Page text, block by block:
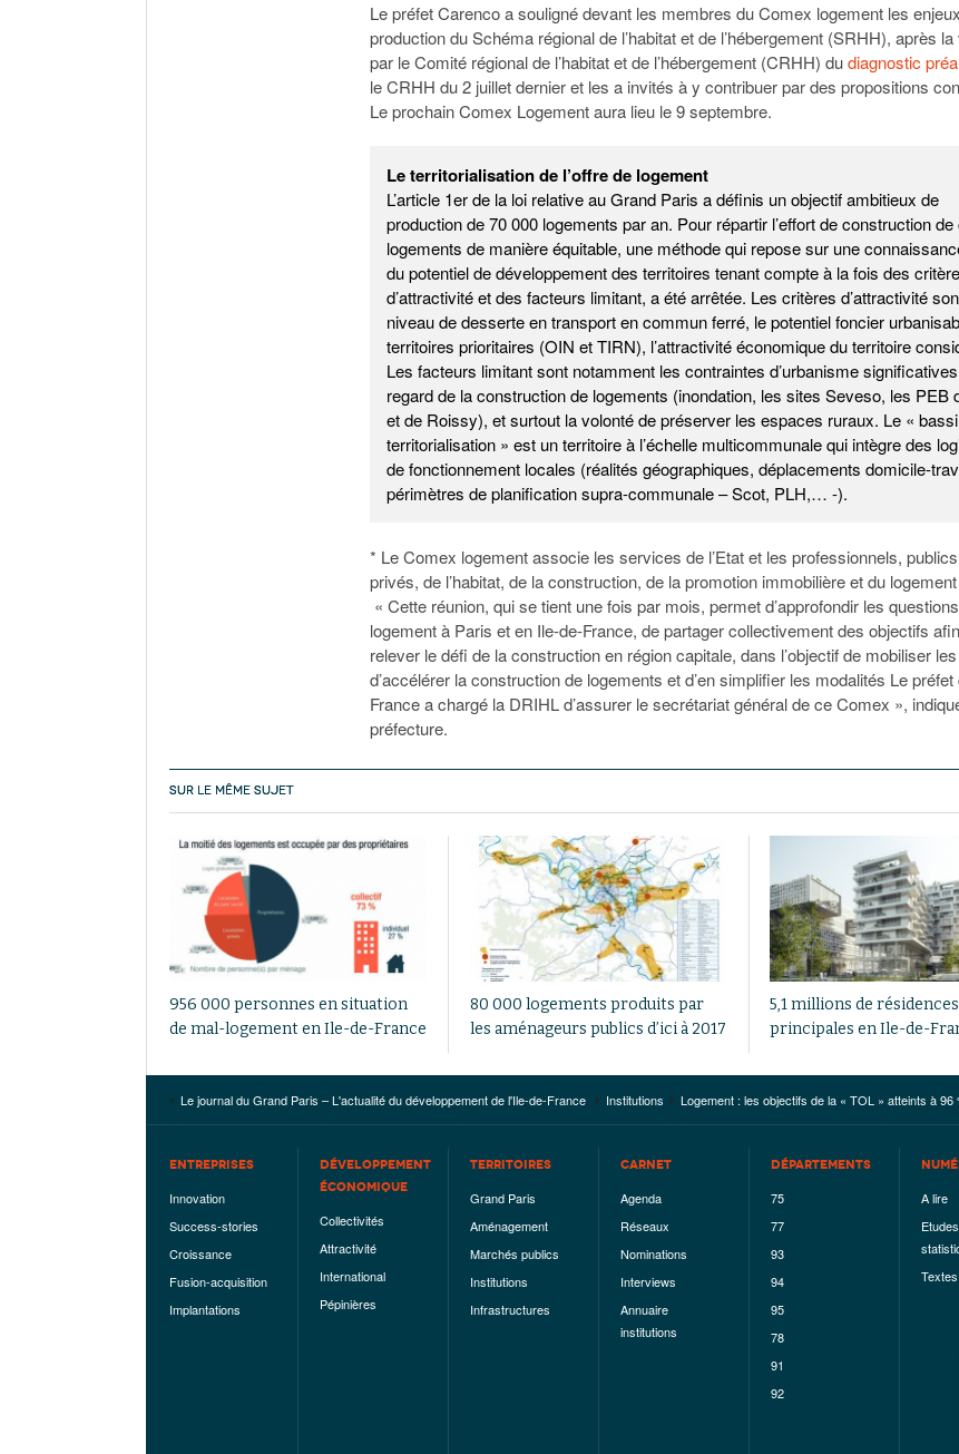
Le préfet Carenco a souligné devant les membres du Comex logement les
production du Schéma régional de l’habitat et de l’hébergement (SRHH), après
par le Comité régional de l’habitat et de l’hébergement (CRHH) dudiagnostic
le CRHH du 2 juillet dernier et les a invités à y contribuer par des propositions
Le prochain Comex Logement aura lieu le 9 septembre.
Le territorialisation de l’offre de logement
L’article 1er de la loi relative au Grand Paris a définis un objectif ambitieux de
production de 70 000 logements par an. Pour répartir l’effort de construction de
logements de manière équitable, une méthode qui repose sur une
du potentiel de développement des territoires tenant compte à la fois des
d’attractivité et des facteurs limitant, a été arrêtée. Les critères d’attractivité
niveau de desserte en transport en commun ferré, le potentiel foncier
territoires prioritaires (OIN et TIRN), l’attractivité économique du territoire
Les facteurs limitant sont notamment les contraintes d’urbanisme
regard de la construction de logements (inondation, les sites Seveso, les PEB
et de Roissy), et surtout la volonté de préserver les espaces ruraux. Le «
territorialisation » est un territoire à l’échelle multicommunale qui intègre des
de fonctionnement locales (réalités géographiques, déplacements domicile-
périmètres de planification supra-communale – Scot, PLH,… -).
* Le Comex logement associe les services de l’Etat et les professionnels,
privés, de l’habitat, de la construction, de la promotion immobilière et du
« Cette réunion, qui se tient une fois par mois, permet d’approfondir les
logement à Paris et en Ile-de-France, de partager collectivement des objectifs
relever le défi de la construction en région capitale, dans l’objectif de mobiliser
d’accélérer la construction de logements et d’en simplifier les modalités Le préfet
France a chargé la DRIHL d’assurer le secrétariat général de ce Comex »,
préfecture.
SUR LE MÊME SUJET
956 000 personnes en situation
de mal-logement en Ile-de-France
80 000 logements produits par
les aménageurs publics d’ici à 2017
5,1 millions de résidences
principales en Ile-de-
Le journal du Grand Paris – L'actualité du développement de l'Ile-de-France Institutions Logement : les objectifs de la « TOL » atteints à 96
ENTREPRISES
Innovation
Success-stories
Croissance
Fusion-acquisition
Implantations
DÉVELOPPEMENT
ÉCONOMIQUE
Collectivités
Attractivité
International
Pépinières
TERRITOIRES
Grand Paris
Aménagement
Marchés publics
Institutions
Infrastructures
CARNET
Agenda
Réseaux
Nominations
Interviews
Annuaire
institutions
DÉPARTEMENTS
75
77
93
94
95
78
91
92
A lire